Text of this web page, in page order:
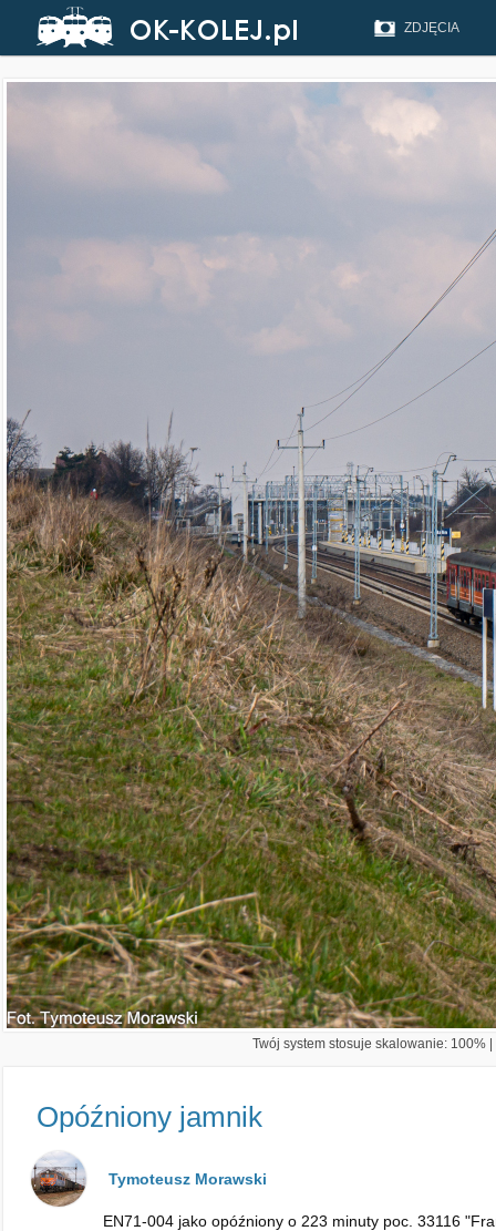
ZDJĘCIA
Twój system stosuje skalowanie: 100%
Opóźniony jamnik
Tymoteusz Morawski
EN71-004 jako opóźniony o 223 minuty poc. 33116